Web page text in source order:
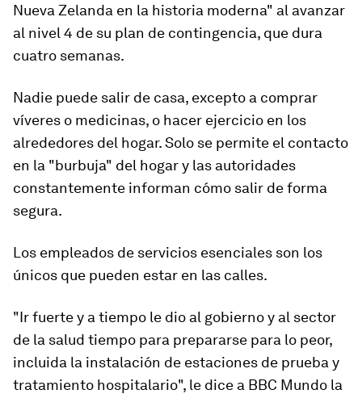
Nueva Zelanda en la historia moderna" al avanzar
al nivel 4 de su plan de contingencia, que dura
cuatro semanas.
Nadie puede salir de casa, excepto a comprar
víveres o medicinas, o hacer ejercicio en los
alrededores del hogar.Solo se permite el contacto
en la "burbuja" del hogary las autoridades
constantemente informan cómo salir de forma
segura.
Los empleados de servicios esenciales son los
únicos que pueden estar en las calles.
"Ir fuerte y a tiempo le dio al gobierno y al sector
de la salud tiempo para prepararse para lo peor,
incluida la instalación de estaciones de prueba y
tratamiento hospitalario", le dice a BBC Mundo la